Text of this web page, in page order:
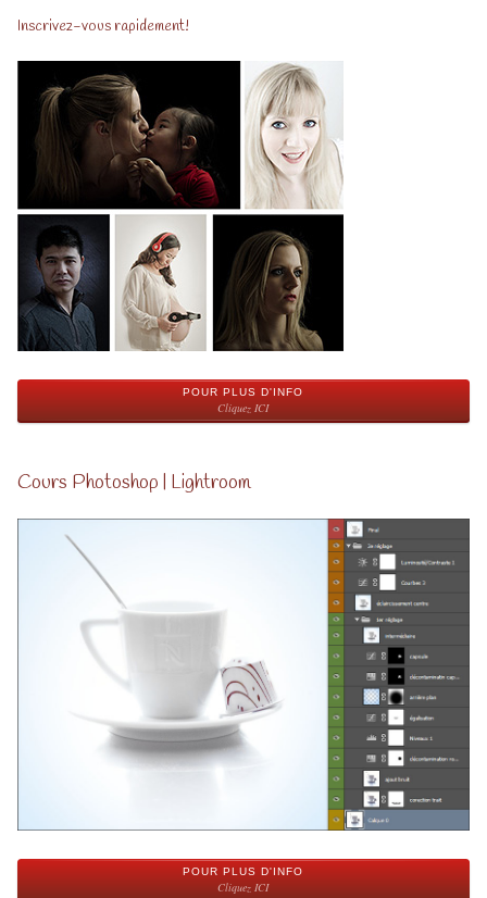
Inscrivez-vous rapidement!
POUR PLUS D'INFO
Cliquez ICI
Cours Photoshop | Lightroom
POUR PLUS D'INFO
Cliquez ICI